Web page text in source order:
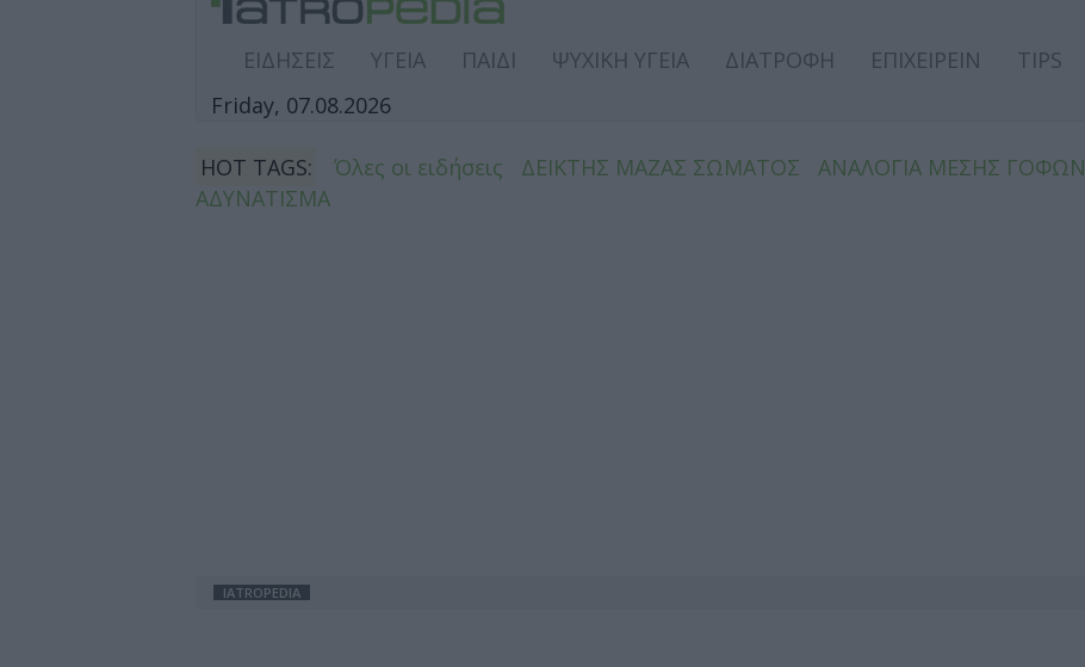
ΕΙΔΗΣΕΙΣ ΥΓΕΙΑ ΠΑΙΔΙ ΨΥΧΙΚΗ ΥΓΕΙΑ ΔΙΑΤΡΟΦΗ ΕΠΙΧΕΙΡΕΙΝ TIPS
Friday, 07.08.2026
HOT TAGS: Όλες οι ειδήσεις ΔΕΙΚΤΗΣ ΜΑΖΑΣ ΣΩΜΑΤΟΣ
ΑΝΑΛΟΓΙΑ ΜΕΣΗΣ ΓΟΦΩΝ
ΑΔΥΝΑΤΙΣΜΑ
IATROPEDIA